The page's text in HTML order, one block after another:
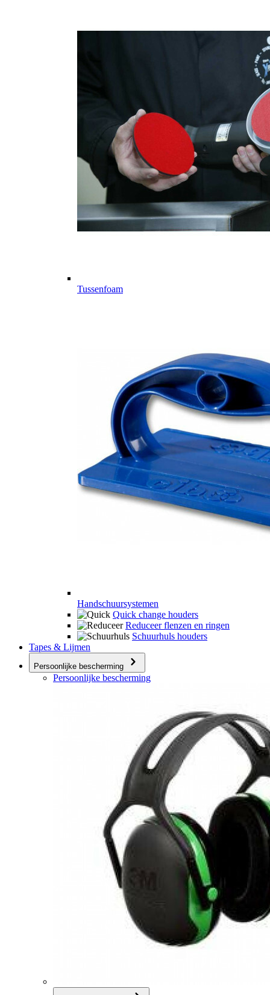
Tussenfoam
Handschuursystemen
Quick change houders
Reduceer flenzen en ringen
Schuurhuls houders
Tapes & Lijmen
Persoonlijke bescherming
Persoonlijke bescherming